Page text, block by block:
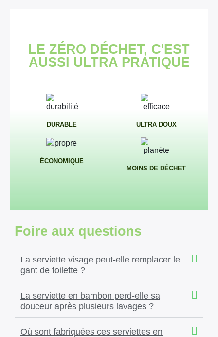
LE ZÉRO DÉCHET, C'EST
AUSSI ULTRA PRATIQUE
DURABLE ULTRA DOUX
ÉCONOMIQUE
MOINS DE DÉCHET
Foire aux questions
La serviette visage peut-elle remplacer le
gant de toilette ?
La serviette en bambon perd-elle sa
douceur après plusieurs lavages ?
Où sont fabriquées ces serviettes en